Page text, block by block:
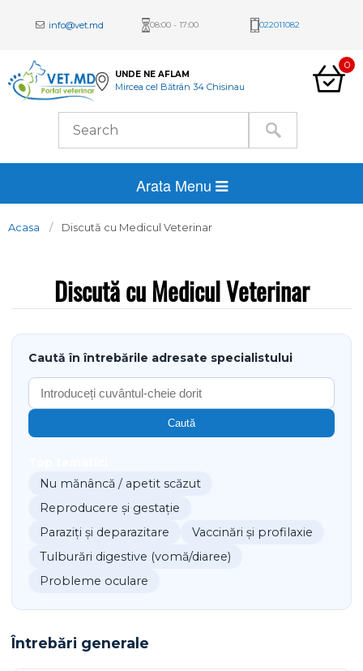
info@vet.md 08:00 - 17:00 022011082
UNDE NE AFLAM
Mircea cel Bătrân 34 Chisinau
0
Arata Menu
Acasa Discută cu Medicul Veterinar
Discută cu Medicul Veterinar
Caută în întrebările adresate specialistului
Caută
Nu mănâncă / apetit scăzut
Reproducere și gestație
Paraziți și deparazitare
Vaccinări și profilaxie
Tulburări digestive (vomă/diaree)
Probleme oculare
Întrebări generale